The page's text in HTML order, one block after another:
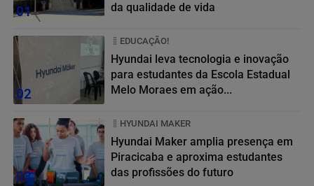
01
da qualidade de vida
02
EDUCAÇÃO!
Hyundai leva tecnologia e inovação
para estudantes da Escola Estadual
Melo Moraes em ação...
03
HYUNDAI MAKER
Hyundai Maker amplia presença em
Piracicaba e aproxima estudantes
das profissões do futuro